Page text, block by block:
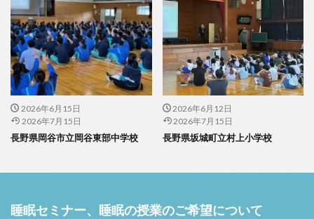
2026年6月15日
2026年7月15日
長野県岡谷市立岡谷東部中学校
2026年6月12日
2026年7月15日
長野県坂城町立村上小学校
睡眠セミナー、睡眠の授業のご希望について